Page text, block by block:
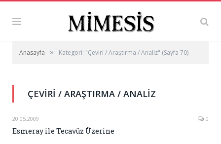
Anasayfa » Kategori: "Çeviri / Araştırma / Analiz" (Sayfa 70)
ÇEVIRI / ARAŞTIRMA / ANALIZ
20.05.2009 0
Esmeray ile Tecavüz Üzerine